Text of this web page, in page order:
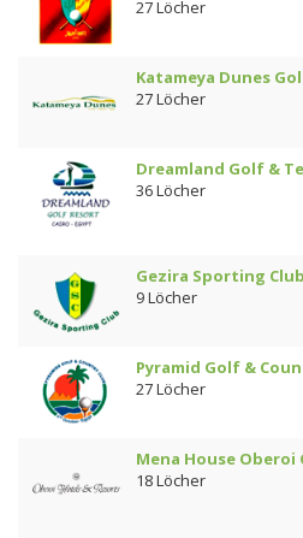
27 Löcher
Katameya Dunes
27 Löcher
Dreamland Golf &
36 Löcher
Gezira Sporting Club
9 Löcher
Pyramid Golf &
27 Löcher
Mena House Oberoi
18 Löcher